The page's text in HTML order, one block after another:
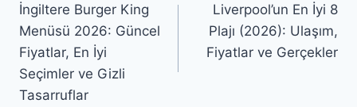
gezinmesi
İngiltere Burger King
Menüsü 2026: Güncel
Fiyatlar, En İyi
Seçimler ve Gizli
Tasarruflar
Liverpool’un En İyi 8
Plajı (2026): Ulaşım,
Fiyatlar ve Gerçekler